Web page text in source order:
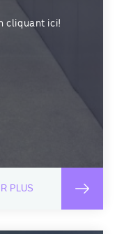
cliquant ici!
PLUS